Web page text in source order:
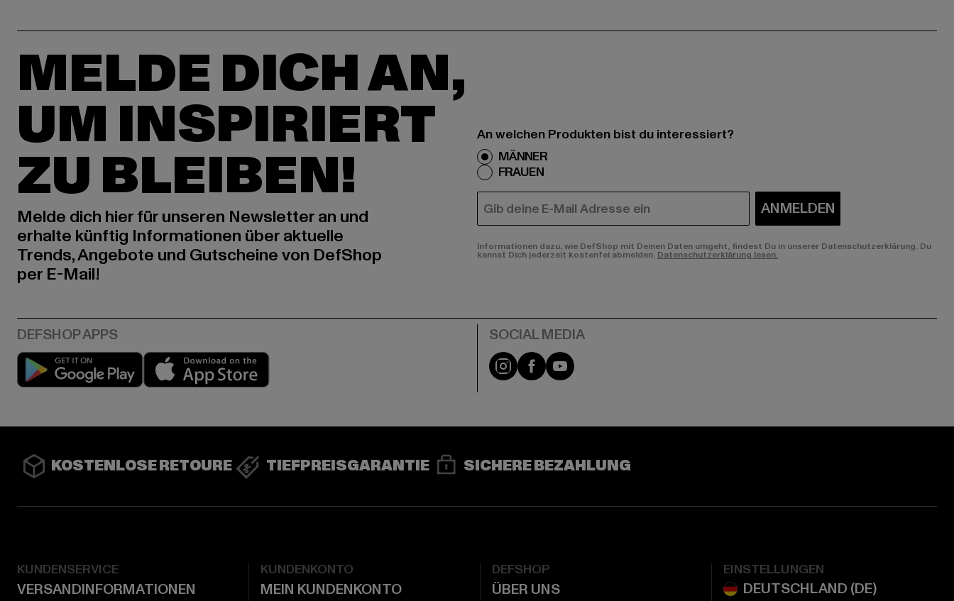
MELDE DICH AN,
UM INSPIRIERT
ZU BLEIBEN!
Melde dich hier für unseren Newsletter an und
erhalte künftig Informationen über aktuelle
Trends, Angebote und Gutscheine von DefShop
per E-Mail!
An welchen Produkten bist du interessiert?
MÄNNER
FRAUEN
E-MAIL ANMELDEN
Informationen dazu, wie DefShop mit Deinen Daten umgeht, findest Du in unserer Datenschutzerklärung. Du
kannst Dich jederzeit kostenfei abmelden. Datenschutzerklärung lesen.
Play market Instagram
FacebookYouTube
KOSTENLOSE RETOURE TIEFPREISGARANTIE SICHERE BEZAHLUNG
KUNDENSERVICE
VERSANDINFORMATIONEN
KUNDENKONTO
MEIN KUNDENKONTO
DEFSHOP
ÜBER UNS
EINSTELLUNGEN